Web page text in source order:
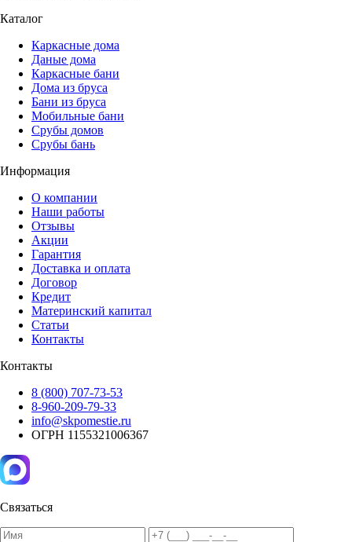
Каталог
Каркасные дома
Даные дома
Каркасные бани
Дома из бруса
Бани из бруса
Мобильные бани
Срубы домов
Срубы бань
Информация
О компании
Наши работы
Отзывы
Акции
Гарантия
Доставка и оплата
Договор
Кредит
Материнский капитал
Статьи
Контакты
Контакты
8 (800) 707-73-53
8-960-209-79-33
info@skpomestie.ru
ОГРН 1155321006367
Связаться